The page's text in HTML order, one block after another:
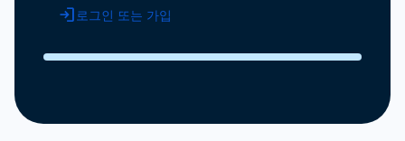
로그인 또는 가입